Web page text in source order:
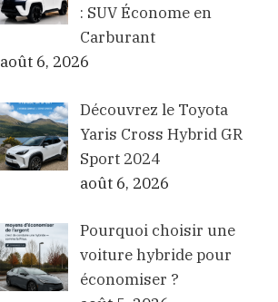
: SUV Économe en
Carburant
août 6, 2026
Découvrez le Toyota
Yaris Cross Hybrid GR
Sport 2024
août 6, 2026
Pourquoi choisir une
voiture hybride pour
économiser ?